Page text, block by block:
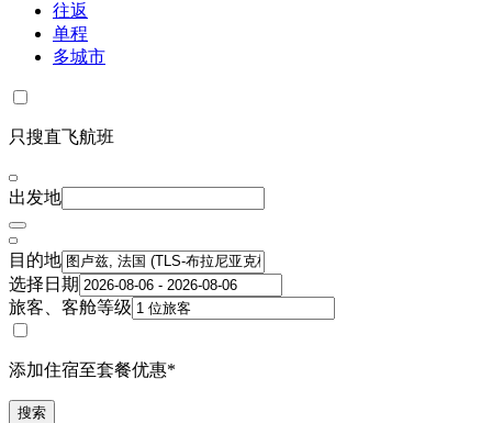
往返
单程
多城市
只搜直飞航班
出发地
目的地
选择日期
旅客、客舱等级
添加住宿至套餐优惠*
搜索